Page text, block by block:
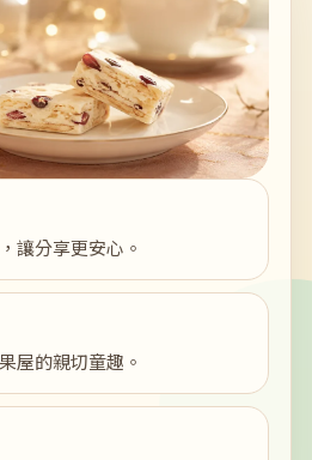
讓分享更安心。
屋的親切童趣。